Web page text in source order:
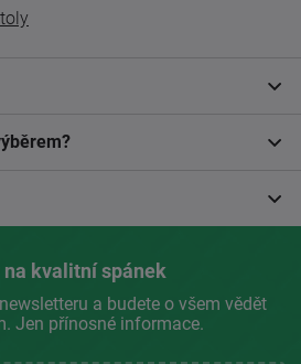
kvalitní spánek
a budete o všem vědět
Jen přínosné informace.